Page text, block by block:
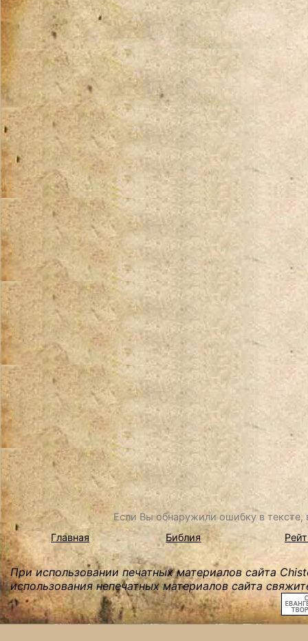
Если Вы обнаружили ошибку в
Главная
Библия
При использовании печатных материалов сайта
использования непечатных материалов сайта